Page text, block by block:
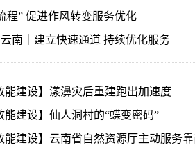
程” 促进作风转变服务优化
南｜建立快速通道 持续优化服务
能建设】漾濞灾后重建跑出加速度
能建设】仙人洞村的“蝶变密码”
能建设】云南省自然资源厅主动服务